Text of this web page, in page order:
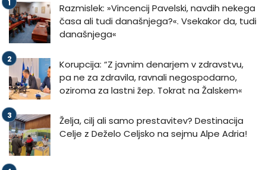
Razmislek: »Vincencij Pavelski, navdih nekega
časa ali tudi današnjega?«. Vsekakor da, tudi
današnjega«
Korupcija: “Z javnim denarjem v zdravstvu,
pa ne za zdravila, ravnali negospodarno,
oziroma za lastni žep. Tokrat na Žalskem«
Želja, cilj ali samo prestavitev? Destinacija
Celje z Deželo Celjsko na sejmu Alpe Adria!